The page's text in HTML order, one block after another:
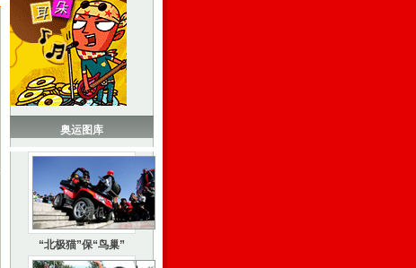
奥运图库
“北极猫”保“鸟巢”